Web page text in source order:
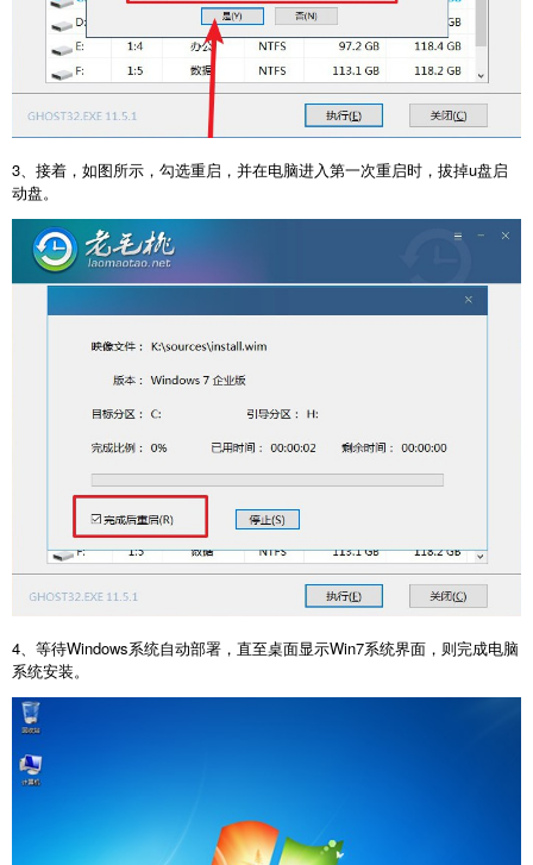
3、接着，如图所示，勾选重启，并在电脑进入第一次重启时，拔掉u盘启
动盘。
4、等待Windows系统自动部署，直至桌面显示Win7系统界面，则完成电脑
系统安装。